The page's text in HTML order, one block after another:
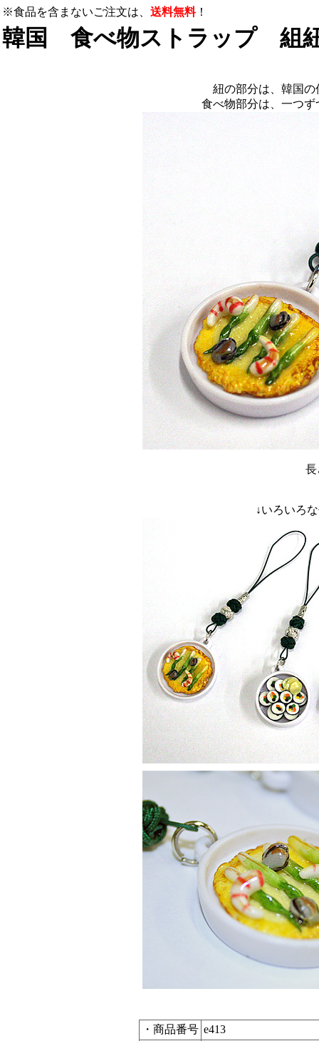
※食品を含まないご注文は、 送料無料！
韓国 食べ物ストラップ 組
紐の部分は、韓国
食べ物部分は、一つ
長
↓いろいろ
・商品番号 e413